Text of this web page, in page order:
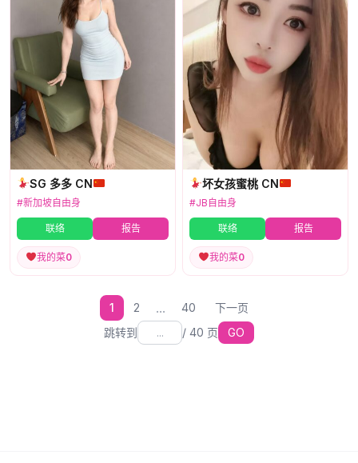
SG 多多 CN
#新加坡自由身
联络 报告
我的菜0
坏女孩蜜桃 CN
#JB自由身
联络 报告
我的菜0
1 2 ... 40
下一页
跳转到
/ 40 页 GO